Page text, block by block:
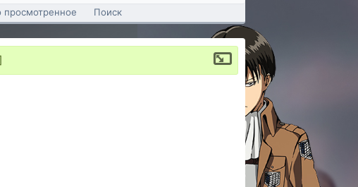
просмотренное Поиск